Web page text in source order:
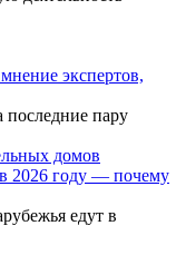
экспертов,
последние пару
2026 году — почему
едут в